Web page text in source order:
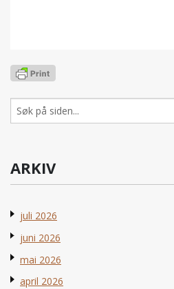
Søk
ARKIV
juli 2026
juni 2026
mai 2026
april 2026